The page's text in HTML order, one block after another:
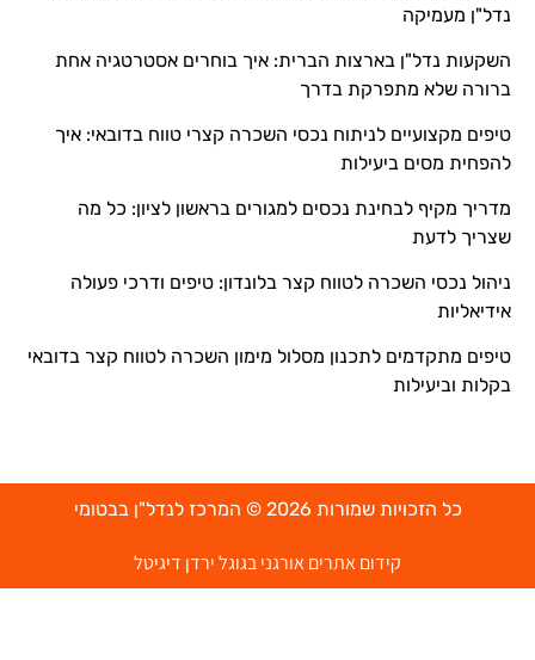
נדל"ן מעמיקה
השקעות נדל"ן בארצות הברית: איך בוחרים אסטרטגיה אחת
ברורה שלא מתפרקת בדרך
טיפים מקצועיים לניתוח נכסי השכרה קצרי טווח בדובאי: איך
להפחית מסים ביעילות
מדריך מקיף לבחינת נכסים למגורים בראשון לציון: כל מה
שצריך לדעת
ניהול נכסי השכרה לטווח קצר בלונדון: טיפים ודרכי פעולה
אידיאליות
טיפים מתקדמים לתכנון מסלול מימון השכרה לטווח קצר בדובאי
בקלות וביעילות
כל הזכויות שמורות 2026 © המרכז לנדל"ן בבטומי
קידום אתרים אורגני בגוגל ירדן דיגיטל